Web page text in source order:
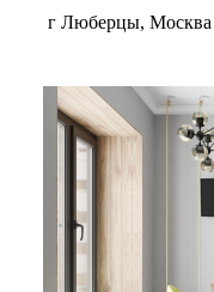
г Люберцы, Москва